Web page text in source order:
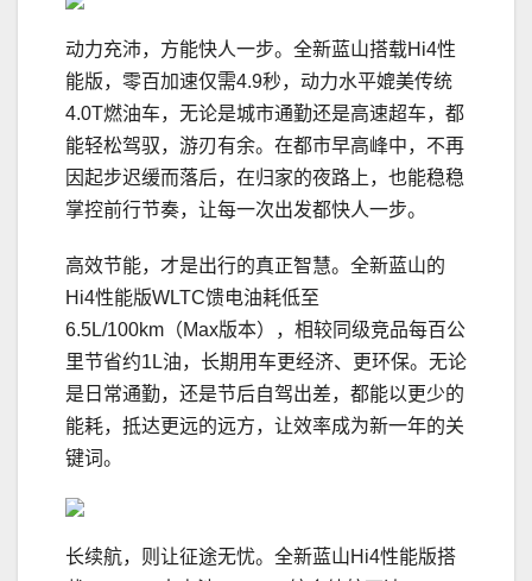
动力充沛，方能快人一步。全新蓝山搭载Hi4性
能版，零百加速仅需4.9秒，动力水平媲美传统
4.0T燃油车，无论是城市通勤还是高速超车，都
能轻松驾驭，游刃有余。在都市早高峰中，不再
因起步迟缓而落后，在归家的夜路上，也能稳稳
掌控前行节奏，让每一次出发都快人一步。
高效节能，才是出行的真正智慧。全新蓝山的
Hi4性能版WLTC馈电油耗低至
6.5L/100km（Max版本），相较同级竞品每百公
里节省约1L油，长期用车更经济、更环保。无论
是日常通勤，还是节后自驾出差，都能以更少的
能耗，抵达更远的远方，让效率成为新一年的关
键词。
长续航，则让征途无忧。全新蓝山Hi4性能版搭